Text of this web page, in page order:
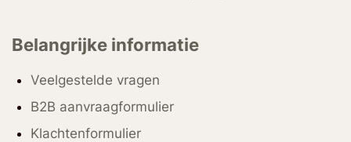
Belangrijke informatie
Veelgestelde vragen
B2B aanvraagformulier
Klachtenformulier